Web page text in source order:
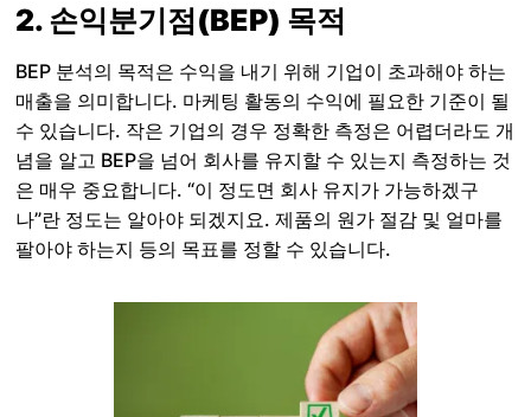
2. 손익분기점(BEP) 목적
BEP 분석의 목적은 수익을 내기 위해 기업이 초과해야 하는
매출을 의미합니다. 마케팅 활동의 수익에 필요한 기준이 될
수 있습니다. 작은 기업의 경우 정확한 측정은 어렵더라도 개
념을 알고 BEP을 넘어 회사를 유지할 수 있는지 측정하는 것
은 매우 중요합니다. “이 정도면 회사 유지가 가능하겠구
나”란 정도는 알아야 되겠지요. 제품의 원가 절감 및 얼마를
팔아야 하는지 등의 목표를 정할 수 있습니다.